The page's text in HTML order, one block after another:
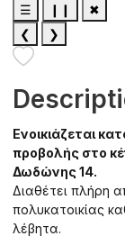
☰ ❙❙
✖
❮
❯
Ενοικιάζεται
προβολής στο
Δωδώνης 14.
Διαθέτει πλήρη
πολυκατοικίας
λέβητα.